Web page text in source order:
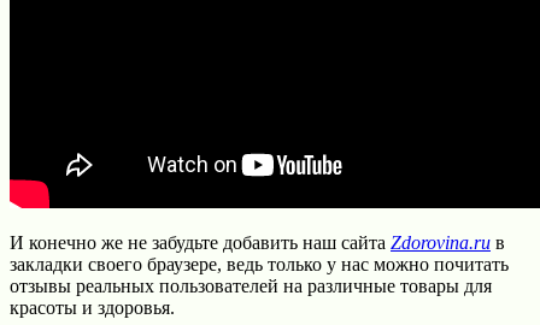
И конечно же не забудьте добавить наш сайта Zdorovina.ru в
закладки своего браузере, ведь только у нас можно почитать
отзывы реальных пользователей на различные товары для
красоты и здоровья.